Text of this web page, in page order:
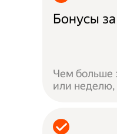
Бонусы
Чем больше
или